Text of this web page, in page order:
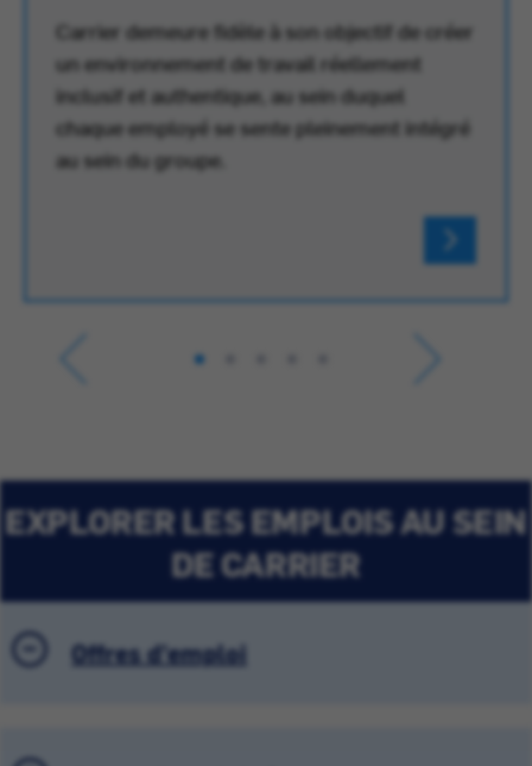
Carrier demeure fidèle à son objectif de créer
un environnement de travail réellement
inclusif et authentique, au sein duquel
chaque employé se sente pleinement intégré
au sein du groupe.
EXPLORER LES EMPLOIS AU SEIN
DE CARRIER
Offres d'emploi